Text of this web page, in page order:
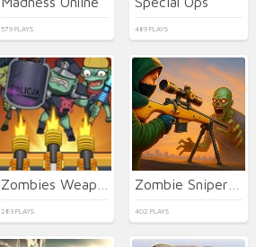
579 PLAYS 489 PLAYS
283 PLAYS 402 PLAYS